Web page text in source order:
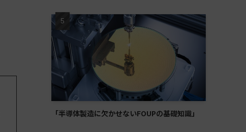
「半導体製造に欠かせないFOUPの基礎知識」